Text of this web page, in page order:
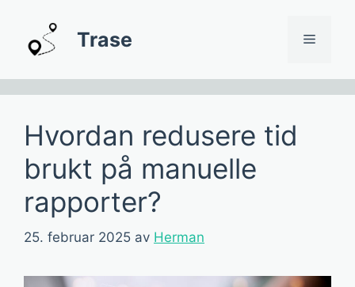
innhold
Trase Meny
Hvordan redusere tid
brukt på manuelle
rapporter?
25. februar 2025 av Herman